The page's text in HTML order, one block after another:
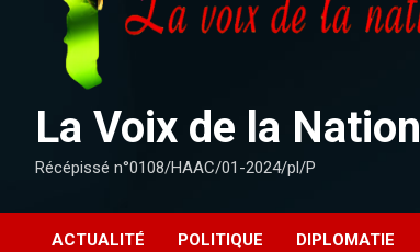
La Voix de la Nation
Récépissé n°0108/HAAC/01-2024/pl/P
ACTUALITÉ POLITIQUE DIPLOMATIE